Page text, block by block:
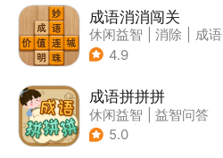
成语消消闯关
休闲益智 消除
成语
4.9
成语拼拼拼
休闲益智
益智问答
| 成语
5.0